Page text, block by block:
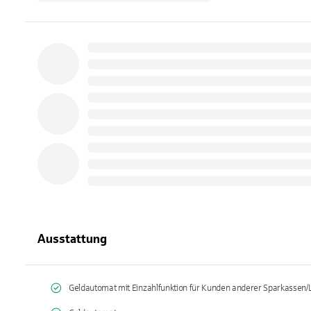
Ausstattung
Geldautomat mit Einzahlfunktion für Kunden anderer Sparkassen/